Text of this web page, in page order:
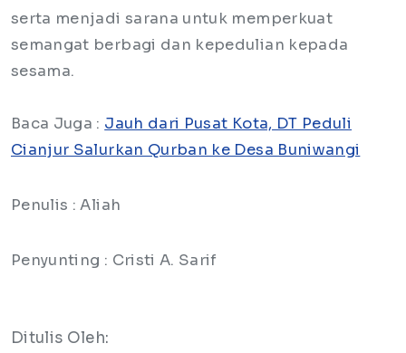
serta menjadi sarana untuk memperkuat
semangat berbagi dan kepedulian kepada
sesama.
Baca Juga : Jauh dari Pusat Kota, DT Peduli
Cianjur Salurkan Qurban ke Desa Buniwangi
Penulis : Aliah
Penyunting : Cristi A. Sarif
Ditulis Oleh: